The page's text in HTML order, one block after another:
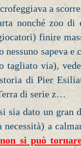
a
nonché zoo di
finire
sapeva e
tagliato via),
di Pier
di serie z…
sia dato un gran
a
si può